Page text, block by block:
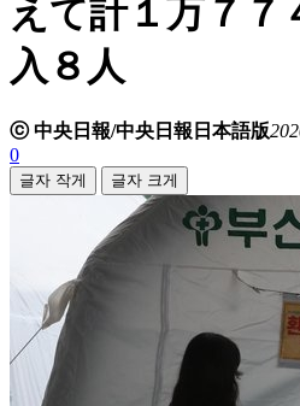
えて計１万７
入８人
ⓒ 中央日報/中央日報日本語版
0
글자 작게 글자 크게